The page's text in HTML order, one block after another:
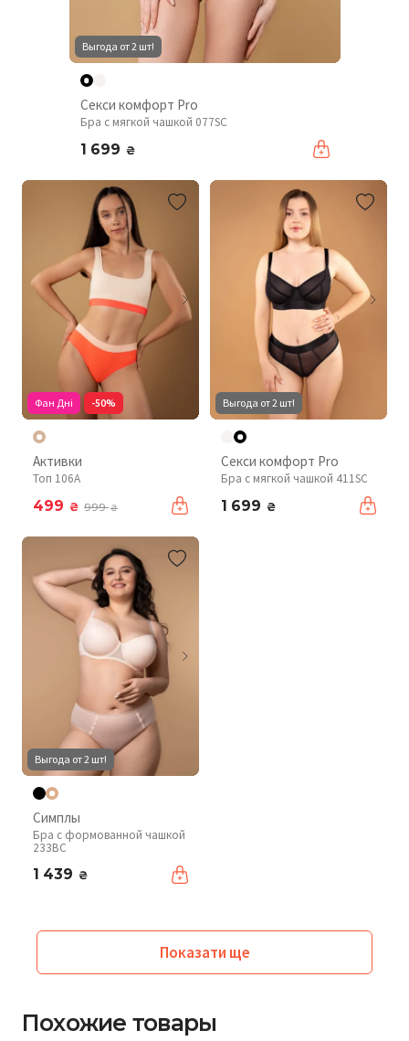
Выгода от 2 шт!
Секси комфорт Pro
Бра с мягкой чашкой 077SC
1 699 ₴
Фан Дні -50%
Активки
Топ 106A
499 ₴ 999₴
Выгода от 2 шт!
Секси комфорт Pro
Бра с мягкой чашкой 411SC
1 699 ₴
Выгода от 2 шт!
Симплы
Бра с формованной чашкой
233BC
1 439 ₴
Показати ще
Похожие товары